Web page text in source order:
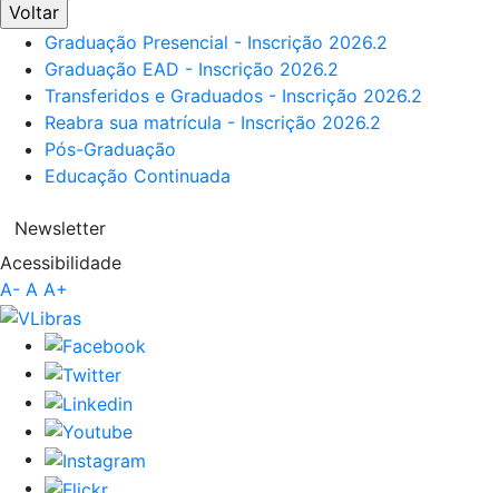
Voltar
Graduação Presencial - Inscrição 2026.2
Graduação EAD - Inscrição 2026.2
Transferidos e Graduados - Inscrição 2026.2
Reabra sua matrícula - Inscrição 2026.2
Pós-Graduação
Educação Continuada
Newsletter
Acessibilidade
A- A A+